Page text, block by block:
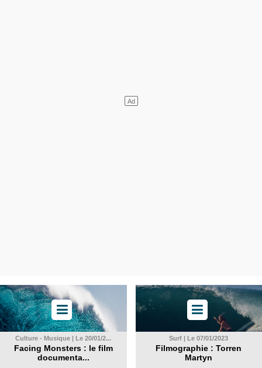
Culture - Musique | Le 20/01/2...
Facing Monsters : le film
documenta...
Surf | Le 07/01/2023
Filmographie : Torren
Martyn